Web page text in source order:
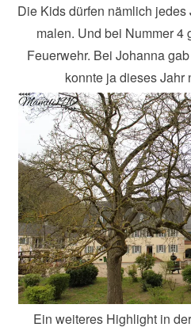
Die Kids dürfen nämlich
malen. Und bei Nummer 4
Feuerwehr. Bei Johanna
konnte ja dieses Jahr
Ein weiteres Highlight in